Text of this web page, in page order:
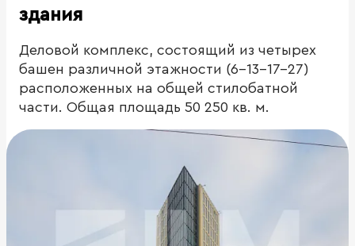
здания
Деловой комплекс, состоящий из четырех
башен различной этажности (6-13-17-27)
расположенных на общей стилобатной
части. Общая площадь 50 250 кв. м.